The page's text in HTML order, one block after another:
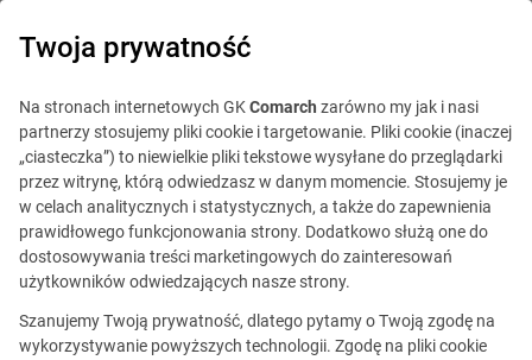
Twoja prywatność
Na stronach internetowych GKComarch zarówno my jak i nasi
partnerzy stosujemy pliki cookie i targetowanie. Pliki cookie (inaczej
„ciasteczka”) to niewielkie pliki tekstowe wysyłane do przeglądarki
przez witrynę, którą odwiedzasz w danym momencie. Stosujemy je
w celach analitycznych i statystycznych, a także do zapewnienia
prawidłowego funkcjonowania strony. Dodatkowo służą one do
dostosowywania treści marketingowych do zainteresowań
użytkowników odwiedzających nasze strony.
Szanujemy Twoją prywatność, dlatego pytamy o Twoją zgodę na
wykorzystywanie powyższych technologii. Zgodę na pliki cookie